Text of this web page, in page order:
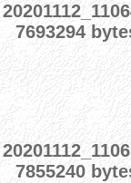
7693294
7855240